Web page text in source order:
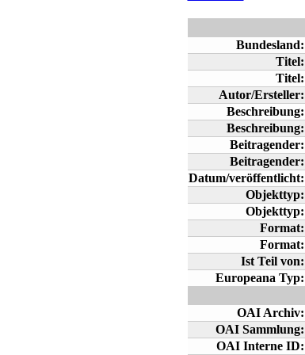
Bundesland:
Titel:
Titel:
Autor/Ersteller:
Beschreibung:
Beschreibung:
Beitragender:
Beitragender:
Datum/veröffentlicht:
Objekttyp:
Objekttyp:
Format:
Format:
Ist Teil von:
Europeana Typ:
OAI Archiv:
OAI Sammlung:
OAI Interne ID: